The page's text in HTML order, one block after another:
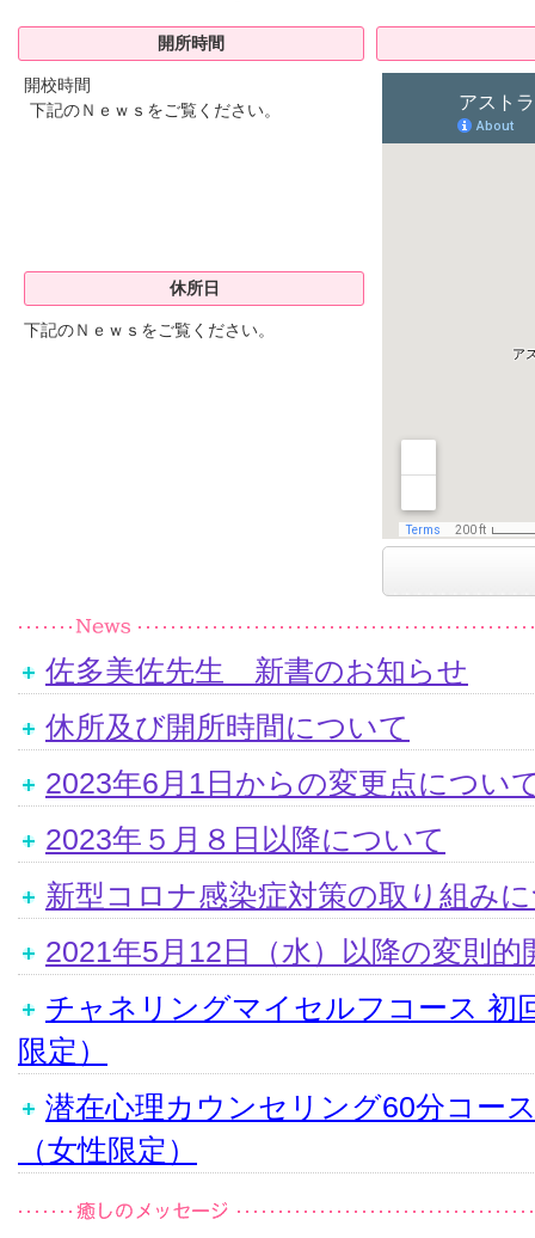
開所時間
開校時間
下記のＮｅｗｓをご覧ください。
休所日
下記のＮｅｗｓをご覧ください。
佐多美佐先生 新書のお知らせ
休所及び開所時間について
2023年6月1日からの変更点につい
2023年５月８日以降について
新型コロナ感染症対策の取り組み
2021年5月12日（水）以降の変則
チャネリングマイセルフコース 初
限定）
潜在心理カウンセリング60分コー
（女性限定）